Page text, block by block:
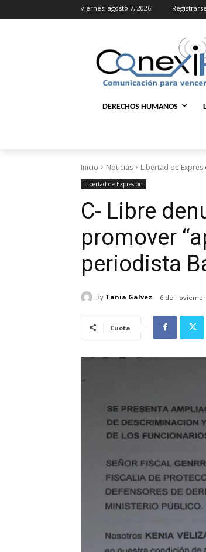
viernes, agosto 7, 2026
DERECHOS HUMANOS
Inicio Noticias Libertad de
Libertad de Expresión
C- Libre
promover
periodista
By Tania Galvez 6 de
Cuota